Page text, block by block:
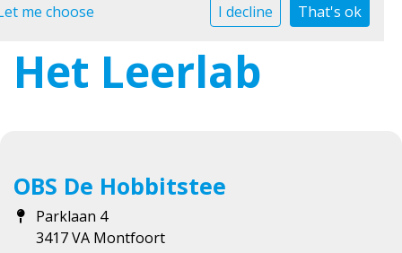
Home
Onze school
Vacatures
Ik zoek een school
Het Leerlab
OBS De Hobbitstee
Parklaan 4
3417 VA Montfoort
me choose I decline That's ok